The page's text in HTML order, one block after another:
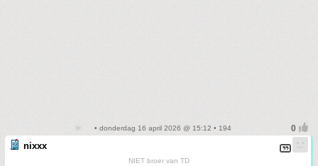
• donderdag 16 april 2026 @ 15:12 • 194
nixxx
NIET broer van TD